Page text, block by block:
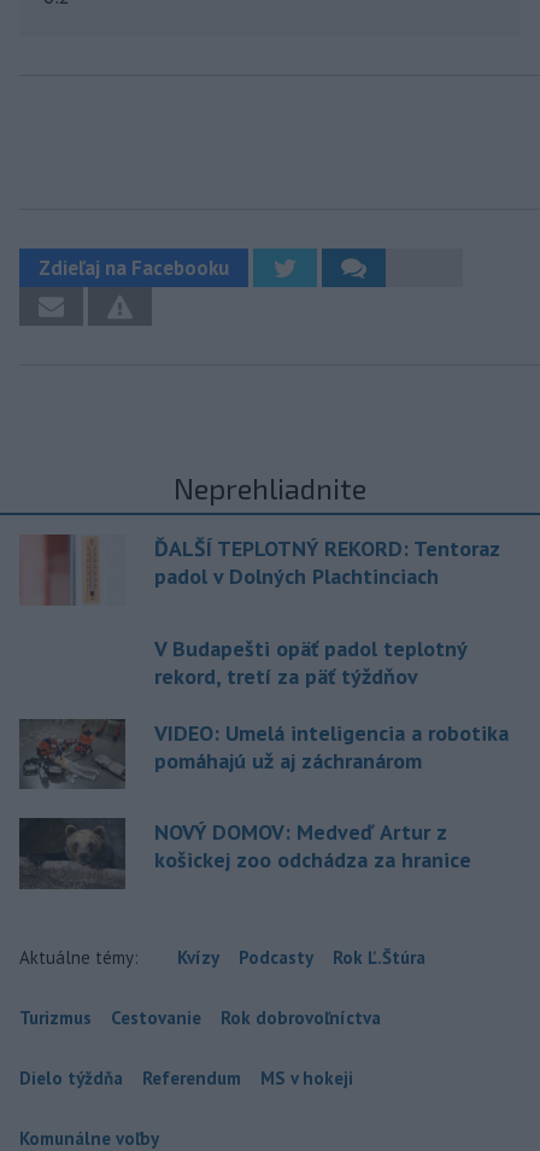
Zdieľaj na Facebooku
Neprehliadnite
ĎALŠÍ TEPLOTNÝ REKORD: Tentoraz
padol v Dolných Plachtinciach
V Budapešti opäť padol teplotný
rekord, tretí za päť týždňov
VIDEO: Umelá inteligencia a robotika
pomáhajú už aj záchranárom
NOVÝ DOMOV: Medveď Artur z
košickej zoo odchádza za hranice
Aktuálne témy: Kvízy Podcasty Rok Ľ.Štúra
Turizmus Cestovanie Rok dobrovoľníctva
Dielo týždňa Referendum MS v hokeji
Komunálne voľby